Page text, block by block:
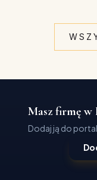
Masz firmę w
Dodaj ją do